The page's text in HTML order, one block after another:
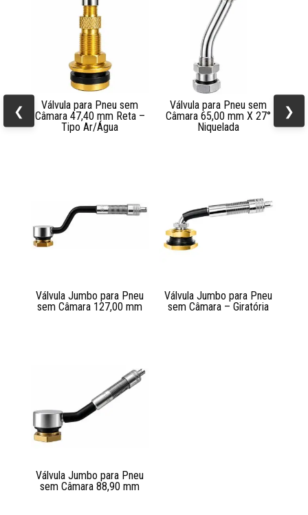
❮ ❯
Válvula para Pneu sem
Câmara 47,40 mm Reta –
Tipo Ar/Água
Válvula para Pneu sem
Câmara 65,00 mm X 27°
Niquelada
Válvula Jumbo para Pneu
sem Câmara 127,00 mm
Válvula Jumbo para Pneu
sem Câmara – Giratória
Válvula Jumbo para Pneu
sem Câmara 88,90 mm